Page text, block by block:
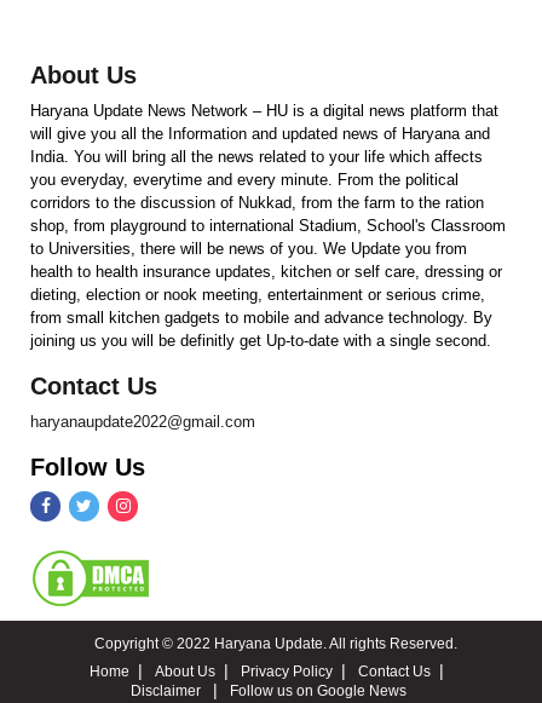
About Us
Haryana Update News Network – HU is a digital news platform that
will give you all the Information and updated news of Haryana and
India. You will bring all the news related to your life which affects
you everyday, everytime and every minute. From the political
corridors to the discussion of Nukkad, from the farm to the ration
shop, from playground to international Stadium, School's Classroom
to Universities, there will be news of you. We Update you from
health to health insurance updates, kitchen or self care, dressing or
dieting, election or nook meeting, entertainment or serious crime,
from small kitchen gadgets to mobile and advance technology. By
joining us you will be definitly get Up-to-date with a single second.
Contact Us
haryanaupdate2022@gmail.com
Follow Us
Copyright © 2022 Haryana Update. All rights Reserved.
Home
About Us Privacy Policy
Contact Us
Disclaimer
Follow us on Google News